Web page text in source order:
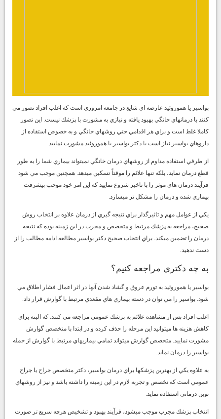
بواسير يا هموروئيد عارضه اي شايع در جامعه امروزي است كه اغلب افراد تصور مي
كنند با درمانهاي خانگي بهبود يافته و نيازي به مشورت با پزشك نيست. اين تصور
كاملا غلط است و براي هر اقدامي حتي روشهاي خانگي و به خصوص استفاده از
داروهاي بواسير نياز است با دكتر بواسير يا هموروئيد مشورت نماييد.
از طرفي استفاده مداوم از روشهاي درمان خانگي نميتواند بيماري شما را به طور
قطع درمان نمايد، بلكه تنها علائم را موقتاً تسكين ميدهد. همچنين موجب مي شود
فرآيند درمان هاي موثر را با تاخير شروع نماييد كه اين امر خود موجب پيشرفت
بيماري شده و درمان را مشكل تر ميسازد.
يكي از عوامل مهم و تاثيرگذار براي نتيجه گيري از درمان علاوه بر انتخاب روش
صحيح، مراجعه به پزشك مرتبط و متخصص و مجرب در اين زمينه بوده كه نتيجه
درمان را تضمين ميكند. براي انتخاب صحيح دكتر بواسير مطالعه ادامه مطالب را از
دست ندهيد.
به چه دكتري مراجعه كنيم؟
بواسير يا هموروئيد به تورم عروق و گشاد شدن آنها در اثر اعمال فشار اطلاق مي
شود. بواسير را مي توان در دسته بيماري هاي مقعدي مرتبط با گوارش قرار داد.
اغلب افراد پس از مشاهده علائم به پزشك عمومي مراجعه مي كنند. كه البته براي
كاهش هزينه ها ميتوانيد اين مرحله را حذف كرده و در ابتدا با متخصص گوارش
مشورت نماييد. متخصص گوارش ميتواند تمامي بيماريهاي مرتبط با گوارش از جمله
بواسير را درمان نمايد.
به علاوه يكي از بهترين پزشكها براي درمان بواسير، دكتر متخصص جراح يا جراح
عمومي است كه تخصص و تجربه لازم در اين زمينه را داشته باشد و نيز از روشهاي
نوين درماني استفاده نمايد.
انتخاب پزشك مجرب موجب ميشود، فرآيند بهبود و تشخيص هرچه سريع تر صورت